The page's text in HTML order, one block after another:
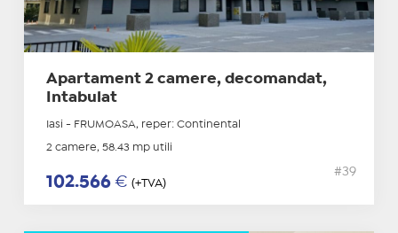
Apartament 2 camere, decomandat,
Intabulat
Iasi - FRUMOASA, reper: Continental
2 camere, 58.43 mp utili
102.566 € (+TVA)
#39